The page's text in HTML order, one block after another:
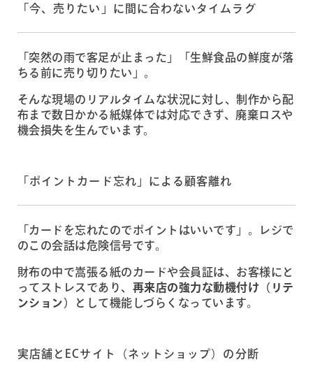
「今、売りたい」に間に合わないタイムラグ
「突然の雨で客足が止まった」「生鮮食品の鮮度が落
ちる前に売り切りたい」。
そんな現場のリアルタイムな状況に対し、制作から配
布まで数日かかる紙媒体では対応できず、廃棄ロスや
機会損失を生んでいます。
「ポイントカード忘れ」による顧客離れ
「カードを忘れたのでポイントはいいです」。レジで
のこの会話は危険信号です。
財布の中で嵩張る紙のカードや会員証は、お客様にと
ってストレスであり、 再来店の強力な動機付け（リテ
ンション）
として機能しづらくなっています。
実店舗とECサイト（ネットショップ）の分断